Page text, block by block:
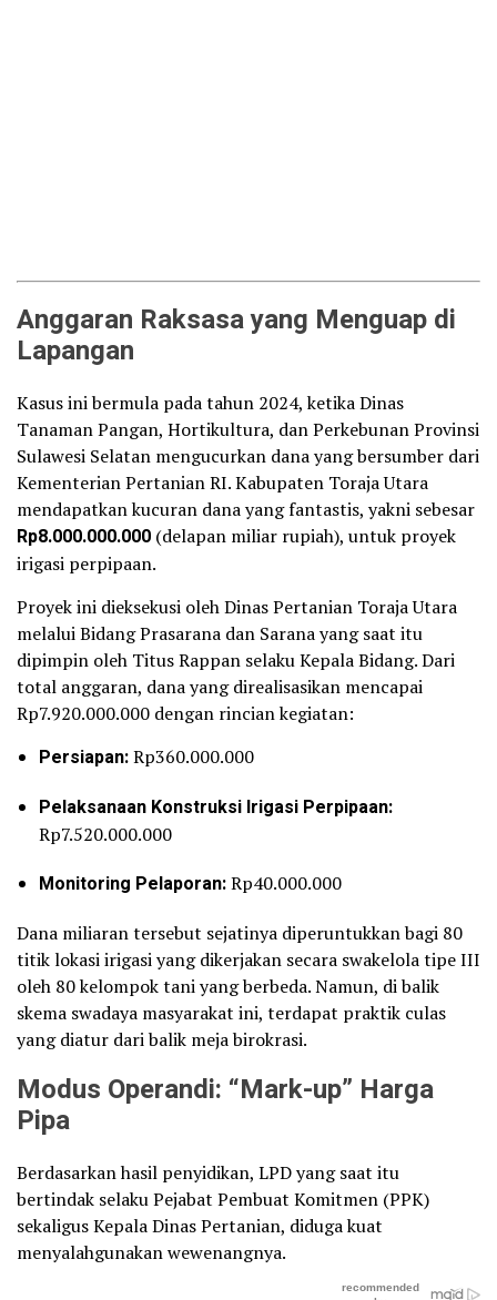
Anggaran Raksasa yang Menguap di
Lapangan
Kasus ini bermula pada tahun 2024, ketika Dinas
Tanaman Pangan, Hortikultura, dan Perkebunan Provinsi
Sulawesi Selatan mengucurkan dana yang bersumber dari
Kementerian Pertanian RI. Kabupaten Toraja Utara
mendapatkan kucuran dana yang fantastis, yakni sebesar
Rp8.000.000.000 (delapan miliar rupiah), untuk proyek
irigasi perpipaan.
Proyek ini dieksekusi oleh Dinas Pertanian Toraja Utara
melalui Bidang Prasarana dan Sarana yang saat itu
dipimpin oleh Titus Rappan selaku Kepala Bidang. Dari
total anggaran, dana yang direalisasikan mencapai
Rp7.920.000.000 dengan rincian kegiatan:
Persiapan:Rp360.000.000
Pelaksanaan Konstruksi Irigasi Perpipaan:
Rp7.520.000.000
Monitoring Pelaporan:Rp40.000.000
Dana miliaran tersebut sejatinya diperuntukkan bagi 80
titik lokasi irigasi yang dikerjakan secara swakelola tipe III
oleh 80 kelompok tani yang berbeda. Namun, di balik
skema swadaya masyarakat ini, terdapat praktik culas
yang diatur dari balik meja birokrasi.
Modus Operandi: “Mark-up” Harga
Pipa
Berdasarkan hasil penyidikan, LPD yang saat itu
bertindak selaku Pejabat Pembuat Komitmen (PPK)
sekaligus Kepala Dinas Pertanian, diduga kuat
menyalahgunakan wewenangnya.